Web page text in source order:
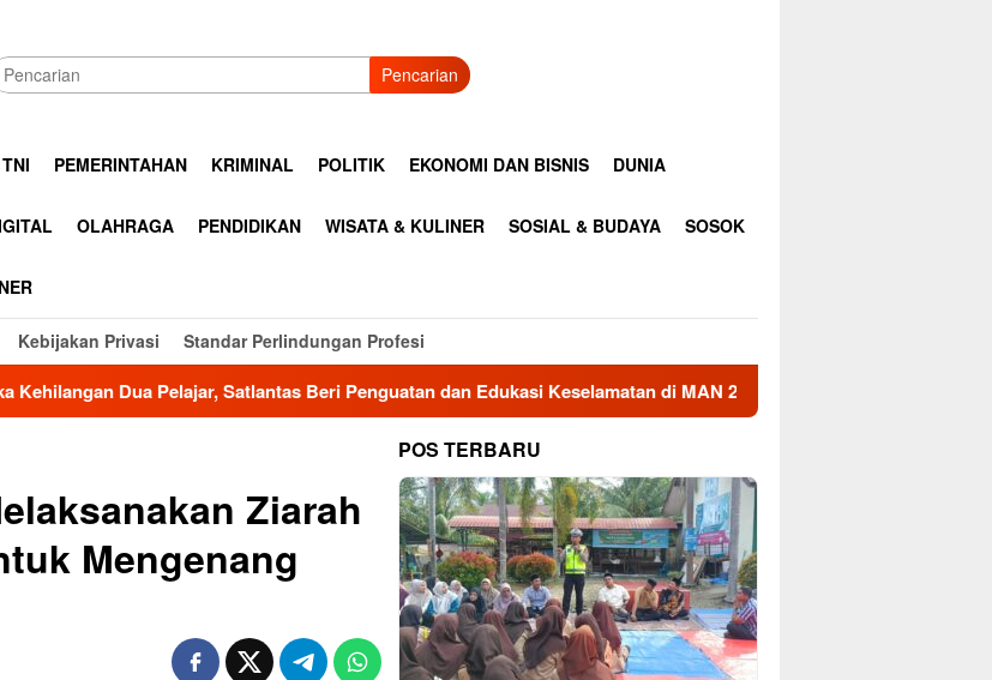
Pencarian
TNI PEMERINTAHAN KRIMINAL POLITIK EKONOMI DAN BISNIS DUNIA
OLAHRAGA PENDIDIKAN WISATA & KULINER SOSIAL & BUDAYA SOSOK
Kebijakan Privasi Standar Perlindungan Profesi
Beri Penguatan dan Edukasi Keselamatan di MAN 2 Aceh Utara Bupati Aceh Utara Berhasil Mediasi
Ziarah
Mengenang
POS TERBARU